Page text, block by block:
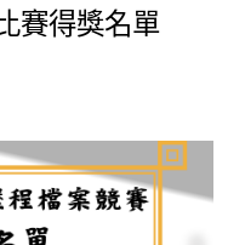
賽得獎名單